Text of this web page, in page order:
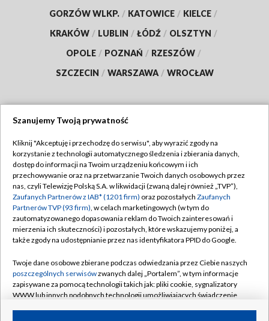
GORZÓW WLKP. / KATOWICE / KIELCE /
KRAKÓW / LUBLIN / ŁÓDŹ / OLSZTYN /
OPOLE / POZNAŃ / RZESZÓW /
SZCZECIN / WARSZAWA / WROCŁAW
TVP
Abonament TVP
Emisja w TVP
Centrum informacji TVP
Naziemna Telewizja Cyfrowa
Rada Programowa
System NOS
Informacje o nadawcy
Regulamin TVP
Polityka prywatności
Moje zgody
Pomoc
Kontakt
Kanały
Szanujemy Twoją prywatność
Kliknij "Akceptuję i przechodzę do serwisu", aby wyrazić zgody na
korzystanie z technologii automatycznego śledzenia i zbierania danych,
dostęp do informacji na Twoim urządzeniu końcowym i ich
przechowywanie oraz na przetwarzanie Twoich danych osobowych przez
nas, czyli Telewizję Polską S.A. w likwidacji (zwaną dalej również „TVP”),
Zaufanych Partnerów z IAB* (1201 firm) oraz pozostałych Zaufanych
Partnerów TVP (93 firm), w celach marketingowych (w tym do
zautomatyzowanego dopasowania reklam do Twoich zainteresowań i
mierzenia ich skuteczności) i pozostałych, które wskazujemy poniżej, a
także zgody na udostępnianie przez nas identyfikatora PPID do Google.
Twoje dane osobowe zbierane podczas odwiedzania przez Ciebie naszych
poszczególnych serwisówzwanych dalej „Portalem”, w tym informacje
zapisywane za pomocą technologii takich jak: pliki cookie, sygnalizatory
WWW lub innych podobnych technologii umożliwiających świadczenie